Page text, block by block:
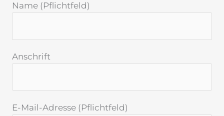
Name (Pflichtfeld)
Anschrift
E-Mail-Adresse (Pflichtfeld)